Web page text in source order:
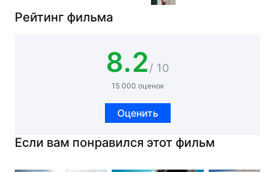
Рейтинг фильма
8.2/ 10
15 000 оценок
Оценить
Если вам понравился этот фильм